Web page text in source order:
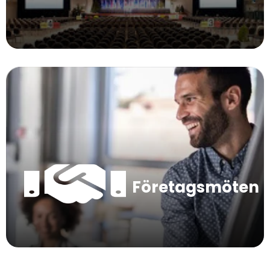
Företagsmöten